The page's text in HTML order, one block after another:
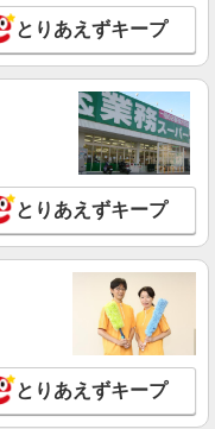
数
詳細を見る
ルケア事業部/郡山オフィ
ド）
（規定あり） ※給与
最寄駅】JR磐越西線「東
詳細を見る
とりあえずキープ
とりあえずキープ
とりあえずキープ